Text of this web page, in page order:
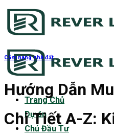
Bỏ
qua
dung
Trang Chủ
Dự án
Chủ Đầu Tư
Cẩm nang nhà đất
Hướng Dẫn
Chi Tiết A-Z: